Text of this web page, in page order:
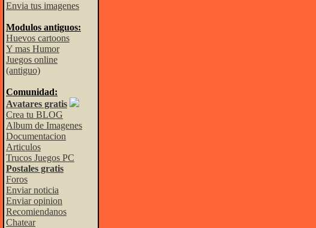
Envia tus imagenes
Modulos antiguos:
Huevos cartoons
Y mas Humor
Juegos online
(antiguo)
Comunidad:
Avatares gratis
Crea tu BLOG
Album de Imagenes
Documentacion
Articulos
Trucos Juegos PC
Postales gratis
Foros
Enviar noticia
Enviar opinion
Recomiendanos
Chatear